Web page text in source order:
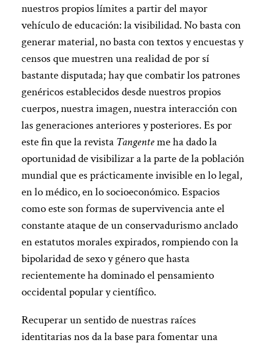
nuestros propios límites a partir del mayor
vehículo de educación: la visibilidad. No basta con
generar material, no basta con textos y encuestas y
censos que muestren una realidad de por sí
bastante disputada; hay que combatir los patrones
genéricos establecidos desde nuestros propios
cuerpos, nuestra imagen, nuestra interacción con
las generaciones anteriores y posteriores. Es por
este fin que la revista Tangenteme ha dado la
oportunidad de visibilizar a la parte de la población
mundial que es prácticamente invisible en lo legal,
en lo médico, en lo socioeconómico. Espacios
como este son formas de supervivencia ante el
constante ataque de un conservadurismo anclado
en estatutos morales expirados, rompiendo con la
bipolaridad de sexo y género que hasta
recientemente ha dominado el pensamiento
occidental popular y científico.
Recuperar un sentido de nuestras raíces
identitarias nos da la base para fomentar una